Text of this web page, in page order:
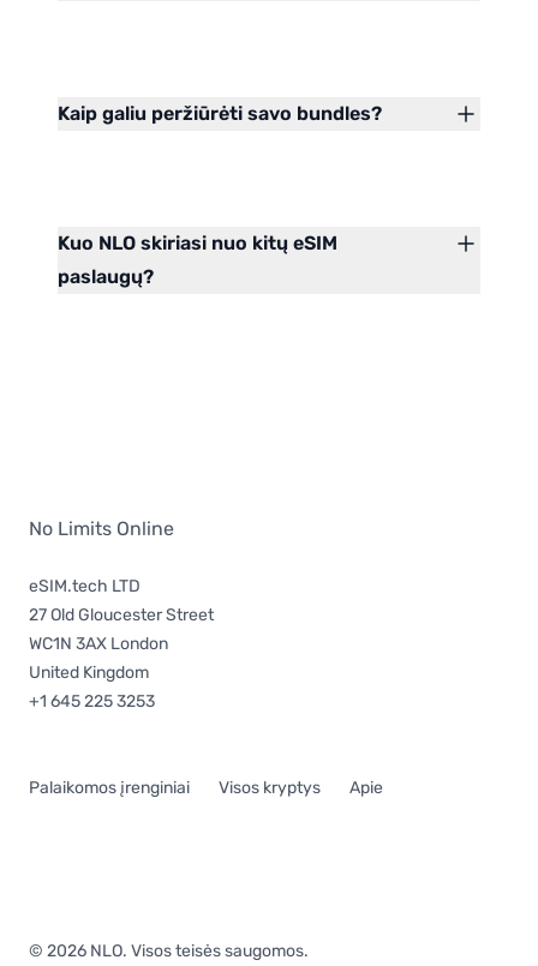
Kaip galiu peržiūrėti savo bundles?
Kuo NLO skiriasi nuo kitų eSIM
paslaugų?
No Limits Online
eSIM.tech LTD
27 Old Gloucester Street
WC1N 3AX London
United Kingdom
+1 645 225 3253
Palaikomos įrenginiai Visos kryptys Apie
© 2026 NLO. Visos teisės saugomos.